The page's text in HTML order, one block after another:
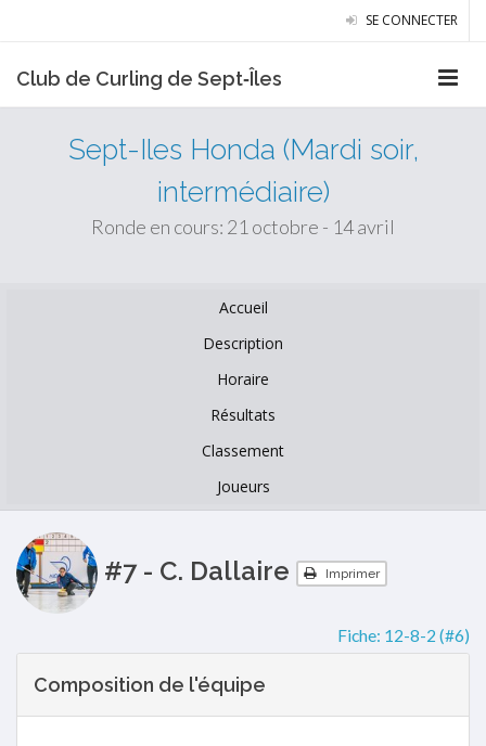
SE CONNECTER
Club de Curling de Sept‑Îles
Sept-Iles Honda (Mardi soir,
intermédiaire)
Ronde en cours: 21 octobre - 14 avril
Accueil
Description
Horaire
Résultats
Classement
Joueurs
#7 - C. Dallaire Imprimer
Fiche: 12-8-2 (#6)
Composition de l'équipe